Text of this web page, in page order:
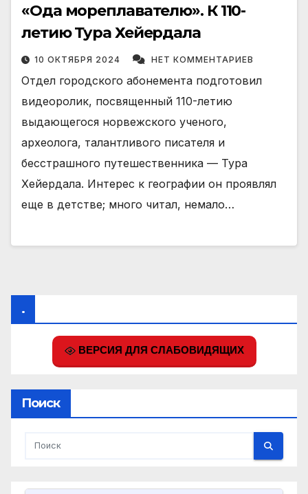
«Ода мореплавателю». К 110-
летию Тура Хейердала
10 ОКТЯБРЯ 2024 НЕТ КОММЕНТАРИЕВ
Отдел городского абонемента подготовил
видеоролик, посвященный 110-летию
выдающегося норвежского ученого,
археолога, талантливого писателя и
бесстрашного путешественника — Тура
Хейердала. Интерес к географии он проявлял
еще в детстве; много читал, немало…
.
ВЕРСИЯ ДЛЯ СЛАБОВИДЯЩИХ
Поиск